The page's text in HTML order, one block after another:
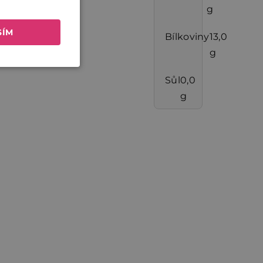
g
Bílkoviny13,0
g
Sůl0,0
g